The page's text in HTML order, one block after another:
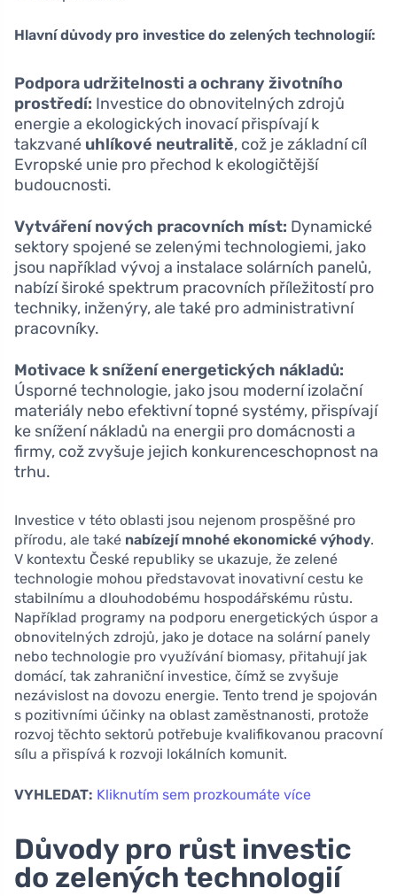
Hlavní důvody pro investice do zelených technologií:
Podpora udržitelnosti a ochrany životního
prostředí: Investice do obnovitelných zdrojů
energie a ekologických inovací přispívají k
takzvané uhlíkové neutralitě, což je základní cíl
Evropské unie pro přechod k ekologičtější
budoucnosti.
Vytváření nových pracovních míst: Dynamické
sektory spojené se zelenými technologiemi, jako
jsou například vývoj a instalace solárních panelů,
nabízí široké spektrum pracovních příležitostí pro
techniky, inženýry, ale také pro administrativní
pracovníky.
Motivace k snížení energetických nákladů:
Úsporné technologie, jako jsou moderní izolační
materiály nebo efektivní topné systémy, přispívají
ke snížení nákladů na energii pro domácnosti a
firmy, což zvyšuje jejich konkurenceschopnost na
trhu.
Investice v této oblasti jsou nejenom prospěšné pro
přírodu, ale také nabízejí mnohé ekonomické výhody.
V kontextu České republiky se ukazuje, že zelené
technologie mohou představovat inovativní cestu ke
stabilnímu a dlouhodobému hospodářskému růstu.
Například programy na podporu energetických úspor a
obnovitelných zdrojů, jako je dotace na solární panely
nebo technologie pro využívání biomasy, přitahují jak
domácí, tak zahraniční investice, čímž se zvyšuje
nezávislost na dovozu energie. Tento trend je spojován
s pozitivními účinky na oblast zaměstnanosti, protože
rozvoj těchto sektorů potřebuje kvalifikovanou pracovní
sílu a přispívá k rozvoji lokálních komunit.
VYHLEDAT: Kliknutím sem prozkoumáte více
Důvody pro růst investic
do zelených technologií